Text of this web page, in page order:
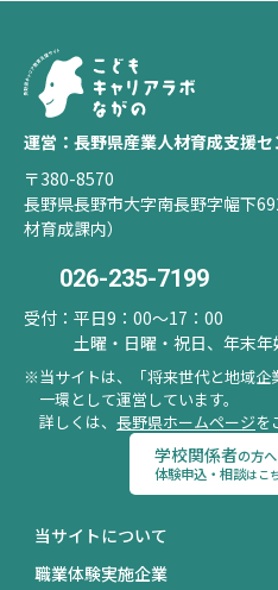
運営：長野県産業人材育成支援セ
〒380-8570
長野県長野市大字南長野字幅下
材育成課内）
026-235-7199
受付： 平日9：00～17：00
土曜・日曜・祝日、年末年
当サイトは、「将来世代と地域
一環として運営しています。
詳しくは、 長野県ホームページを
学校関係者の方へ
体験申込・相談はこ
当サイトについて
職業体験実施企業